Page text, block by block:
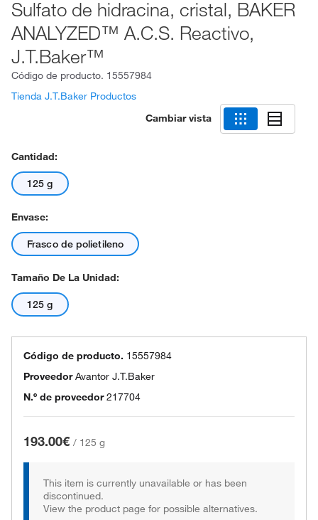
Sulfato de hidracina, cristal, BAKER
ANALYZED™ A.C.S. Reactivo,
J.T.Baker™
Código de producto. 15557984
Tienda J.T.Baker Productos
Cambiar vista
Cantidad:
125 g
Envase:
Frasco de polietileno
Tamaño De La Unidad:
125 g
Código de producto. 15557984
ProveedorAvantor J.T.Baker
N.º de proveedor 217704
193.00€ / 125 g
This item is currently unavailable or has been
discontinued.
View the product page for possible alternatives.